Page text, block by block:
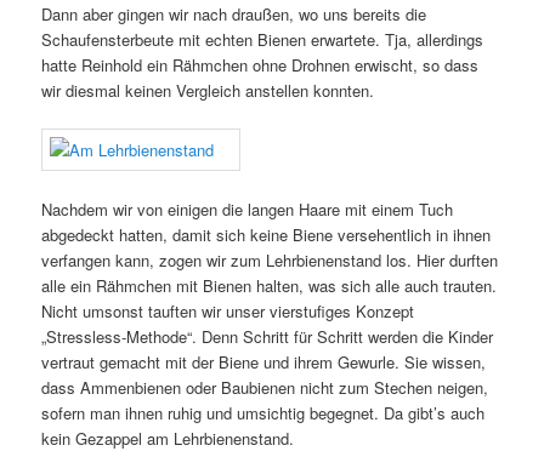
Dann aber gingen wir nach draußen, wo uns bereits die
Schaufensterbeute mit echten Bienen erwartete. Tja, allerdings
hatte Reinhold ein Rähmchen ohne Drohnen erwischt, so dass
wir diesmal keinen Vergleich anstellen konnten.
Nachdem wir von einigen die langen Haare mit einem Tuch
abgedeckt hatten, damit sich keine Biene versehentlich in ihnen
verfangen kann, zogen wir zum Lehrbienenstand los. Hier durften
alle ein Rähmchen mit Bienen halten, was sich alle auch trauten.
Nicht umsonst tauften wir unser vierstufiges Konzept
„Stressless-Methode“. Denn Schritt für Schritt werden die Kinder
vertraut gemacht mit der Biene und ihrem Gewurle. Sie wissen,
dass Ammenbienen oder Baubienen nicht zum Stechen neigen,
sofern man ihnen ruhig und umsichtig begegnet. Da gibt’s auch
kein Gezappel am Lehrbienenstand.